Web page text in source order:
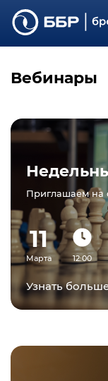
Вебинары
Приглашаем на
11
Марта 12:00
Узнать